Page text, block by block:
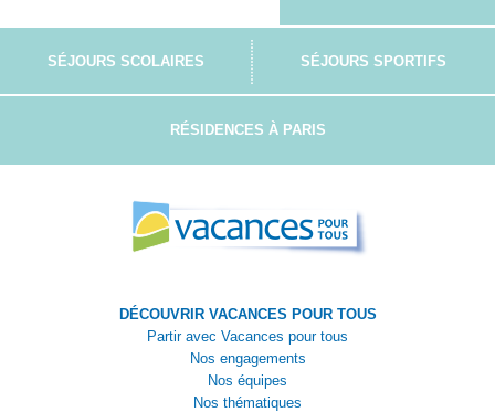
SÉJOURS SCOLAIRES SÉJOURS SPORTIFS
RÉSIDENCES À PARIS
DÉCOUVRIR VACANCES POUR TOUS
Partir avec Vacances pour tous
Nos engagements
Nos équipes
Nos thématiques